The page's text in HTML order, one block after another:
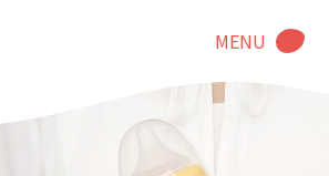
MENU